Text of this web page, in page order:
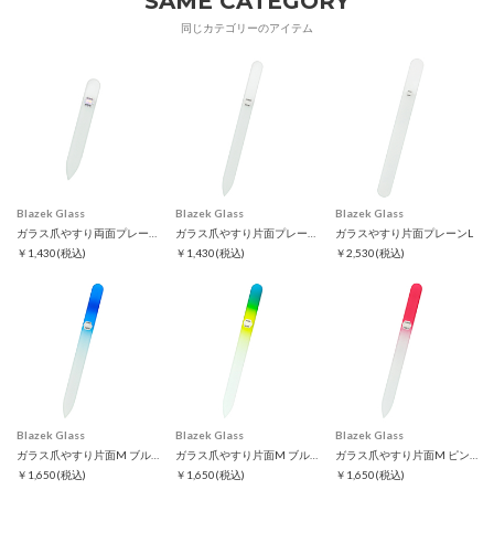
同じカテゴリーのアイテム
Blazek Glass
￥1,430(税込)
Blazek Glass
￥1,430(税込)
Blazek Glass
ガラスやすり片面プレーンL
￥2,530(税込)
Blazek Glass
￥1,650(税込)
Blazek Glass
￥1,650(税込)
Blazek Glass
￥1,650(税込)